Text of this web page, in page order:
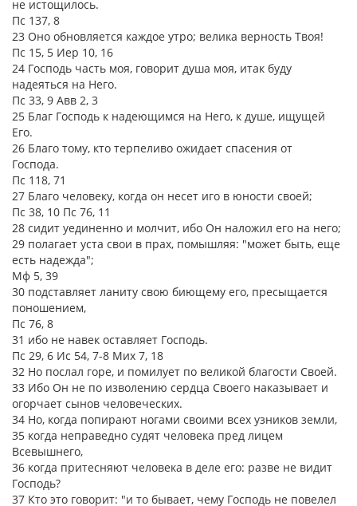
не истощилось.
Пс 137, 8
23 Оно обновляется каждое утро; велика верность Твоя!
Пс 15, 5 Иер 10, 16
24 Господь часть моя, говорит душа моя, итак буду
надеяться на Него.
Пс 33, 9 Авв 2, 3
25 Благ Господь к надеющимся на Него, к душе, ищущей
Его.
26 Благо тому, кто терпеливо ожидает спасения от
Господа.
Пс 118, 71
27 Благо человеку, когда он несет иго в юности своей;
Пс 38, 10 Пс 76, 11
28 сидит уединенно и молчит, ибо Он наложил его на него;
29 полагает уста свои в прах, помышляя: "может быть, еще
есть надежда";
Мф 5, 39
30 подставляет ланиту свою биющему его, пресыщается
поношением,
Пс 76, 8
31 ибо не навек оставляет Господь.
Пс 29, 6 Ис 54, 7-8 Мих 7, 18
32 Но послал горе, и помилует по великой благости Своей.
33 Ибо Он не по изволению сердца Своего наказывает и
огорчает сынов человеческих.
34 Но, когда попирают ногами своими всех узников земли,
35 когда неправедно судят человека пред лицем
Всевышнего,
36 когда притесняют человека в деле его: разве не видит
Господь?
37 Кто это говорит: "и то бывает, чему Господь не повелел